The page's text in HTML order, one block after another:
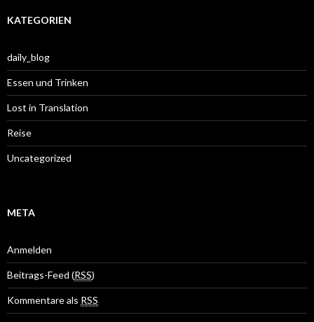
KATEGORIEN
daily_blog
Essen und Trinken
Lost in Translation
Reise
Uncategorized
META
Anmelden
Beitrags-Feed (RSS)
Kommentare als RSS